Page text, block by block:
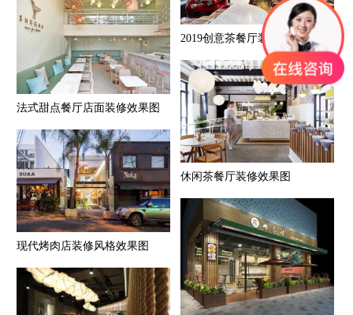
2019创意茶餐厅装修效果图
法式甜点餐厅店面装修效果图
休闲茶餐厅装修效果图
现代烤肉店装修风格效果图